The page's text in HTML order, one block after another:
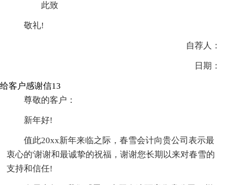
此致
敬礼!
自荐人：
日期：
给客户感谢信13
尊敬的客户：
新年好!
值此20xx新年来临之际，春雪会计向贵公司表示最
衷心的'谢谢和最诚挚的祝福，谢谢您长期以来对春雪的
支持和信任!